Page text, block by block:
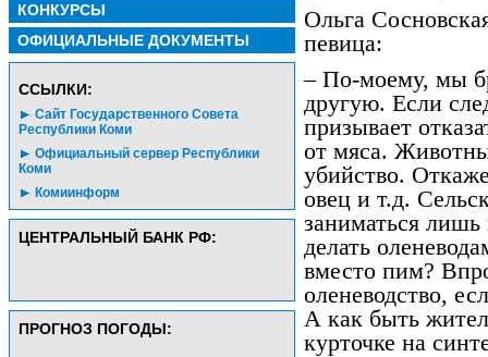
КОНКУРСЫ
ОФИЦИАЛЬНЫЕ ДОКУМЕНТЫ
CСЫЛКИ:
Сайт Государственного Совета
Республики Коми
Официальный сервер Республики
Коми
Комиинформ
ЦЕНТРАЛЬНЫЙ БАНК РФ:
ПРОГНОЗ ПОГОДЫ:
Ольга
певица:
– По-моему, мы
другую. Если
призывает
от мяса.
убийство.
овец и т.д.
заниматься
делать
вместо пим?
оленеводство,
А как быть
курточке на